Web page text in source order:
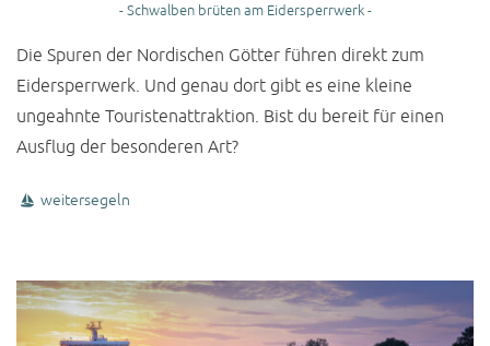
- Schwalben brüten am Eidersperrwerk -
Die Spuren der Nordischen Götter führen direkt zum
Eidersperrwerk. Und genau dort gibt es eine kleine
ungeahnte Touristenattraktion. Bist du bereit für einen
Ausflug der besonderen Art?
weitersegeln